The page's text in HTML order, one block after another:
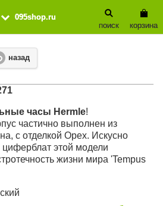
095shop.ru
корзина
поиск
назад
часы Hermle!
частично выполнен из
с отделкой Орех. Искусно
этой модели
жизни мира 'Tempus